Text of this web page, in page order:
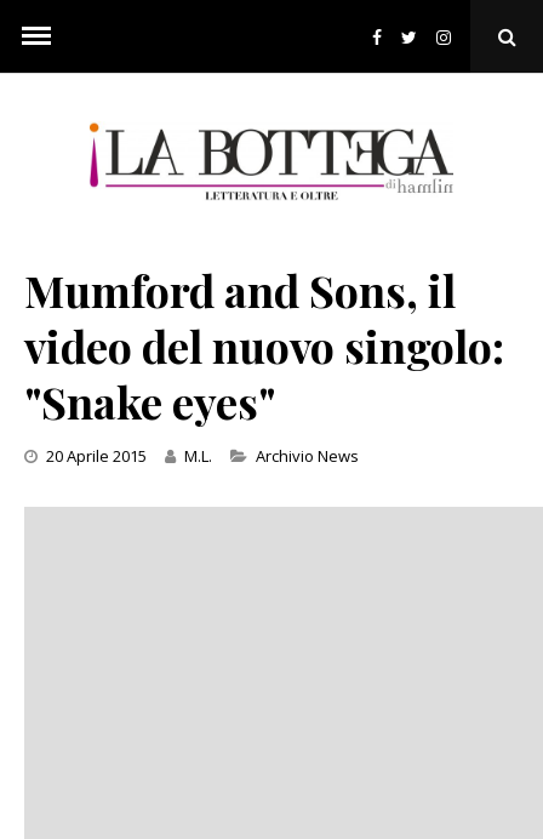
content
Mumford and Sons, il
video del nuovo singolo:
"Snake eyes"
20 Aprile 2015 M.L. Categories
Archivio News